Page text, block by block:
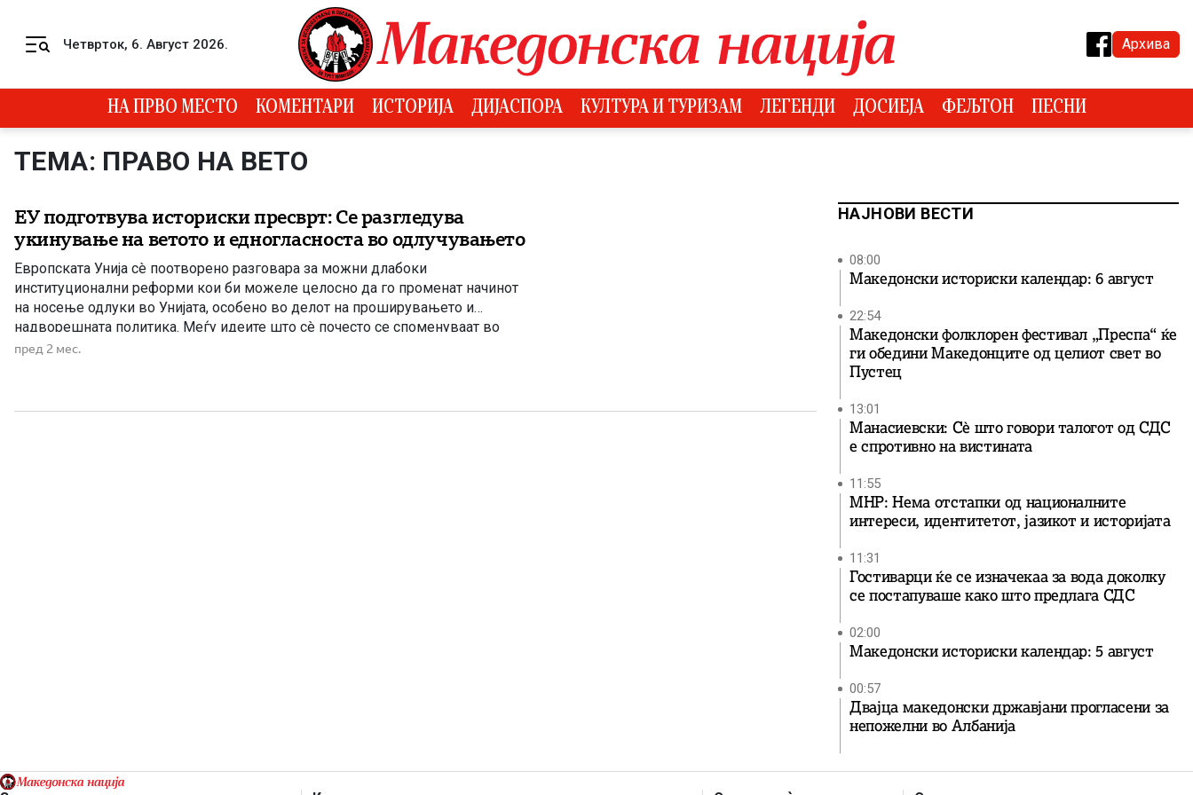
Четврток, 6. Август 2026. Архива
НА ПРВО МЕСТО КОМЕНТАРИ ИСТОРИЈА ДИЈАСПОРА КУЛТУРА И ТУРИЗАМ ЛЕГЕНДИ ДОСИЕЈА ФЕЉТОН ПЕСНИ
ТЕМА: ПРАВО НА ВЕТО
ЕУ подготвува историски пресврт: Се разгледува
укинување на ветото и едногласноста во одлучувањето
Европската Унија сè поотворено разговара за можни длабоки
институционални реформи кои би можеле целосно да го променат начинот
на носење одлуки во Унијата, особено во делот на проширувањето и
надворешната политика. Меѓу идеите што сè почесто се споменуваат во
европските политички кругови е укинувањето на принципот на едногласност
пред 2 мес.
НАЈНОВИ ВЕСТИ
08:00
Македонски историски календар: 6 август
22:54
Македонски фолклорен фестивал „Преспа“ ќе
ги обедини Македонците од целиот свет во
Пустец
13:01
Манасиевски: Сè што говори талогот од СДС
е спротивно на вистината
11:55
МНР: Нема отстапки од националните
интереси, идентитетот, јазикот и историјата
11:31
Гостиварци ќе се изначекаа за вода доколку
се постапуваше како што предлага СДС
02:00
Македонски историски календар: 5 август
00:57
Двајца македонски државјани прогласени за
непожелни во Албанија